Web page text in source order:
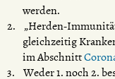
werden.
„Herden-
gleichzeitig
im Abschnitt
Weder 1. noch 2.